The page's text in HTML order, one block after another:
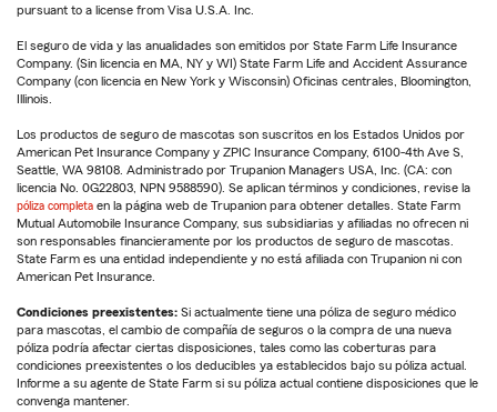
pursuant to a license from Visa U.S.A. Inc.
El seguro de vida y las anualidades son emitidos por State Farm Life Insurance
Company. (Sin licencia en MA, NY y WI) State Farm Life and Accident Assurance
Company (con licencia en New York y Wisconsin) Oficinas centrales, Bloomington,
Illinois.
Los productos de seguro de mascotas son suscritos en los Estados Unidos por
American Pet Insurance Company y ZPIC Insurance Company, 6100-4th Ave S,
Seattle, WA 98108. Administrado por Trupanion Managers USA, Inc. (CA: con
licencia No. 0G22803, NPN 9588590). Se aplican términos y condiciones, revise la
póliza completa en la página web de Trupanion para obtener detalles. State Farm
Mutual Automobile Insurance Company, sus subsidiarias y afiliadas no ofrecen ni
son responsables financieramente por los productos de seguro de mascotas.
State Farm es una entidad independiente y no está afiliada con Trupanion ni con
American Pet Insurance.
Condiciones preexistentes: Si actualmente tiene una póliza de seguro médico
para mascotas, el cambio de compañía de seguros o la compra de una nueva
póliza podría afectar ciertas disposiciones, tales como las coberturas para
condiciones preexistentes o los deducibles ya establecidos bajo su póliza actual.
Informe a su agente de State Farm si su póliza actual contiene disposiciones que le
convenga mantener.